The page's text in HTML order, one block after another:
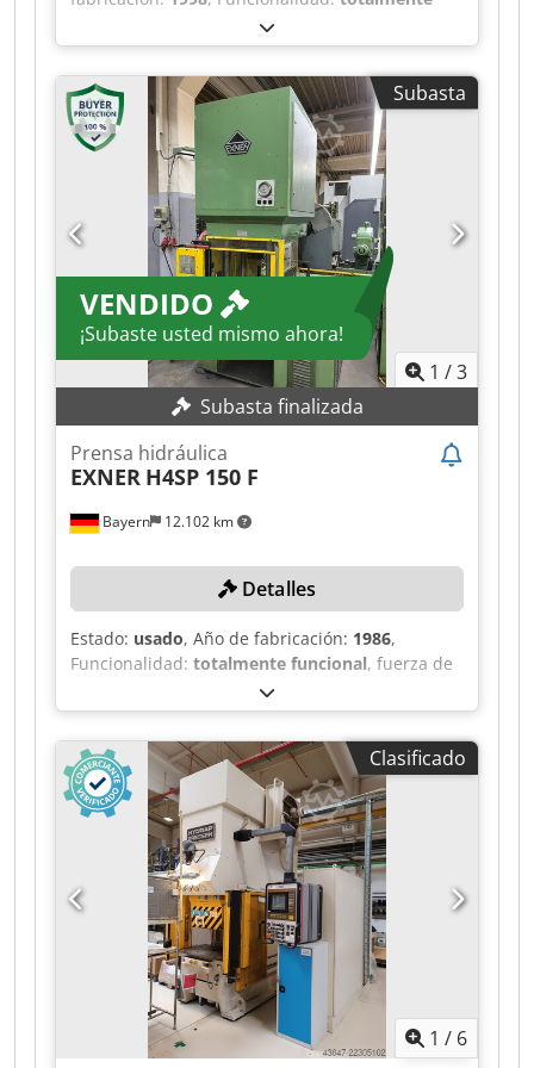
Sujeto a reservas Este lote se subastará sujeto a
reservas. Una vez finalizada la subasta, el
si la oferta más alta es aceptada o no. Le
informaremos a la brevedad.
, fuerza de prensado:
400 mm, distancia entre rodales:1.350 mm,
altura de instalación:600 mm,
ESPECIFICACIONES TÉCNICAS Fuerza de presión:
250 t Distancia entre columnas: 1.350 mm
Recorrido: 400 mm Altura de instalación: 600
mm Dimensiones de la mesa: 1.250 x 800 mm
Espacio lateral: 640 mm Altura de la mesa: 800
mm Chsdpfx Ahszk E A Ajaoa DETALLES DE LA
MÁQUINA Dimensiones y peso Espacio
requerido (aprox.): 3.600 x 2.800 x 5.700 mm
Peso de la máquina (aprox.): 36.000 kg
Subasta
VENDIDO
¡Subaste usted mismo ahora!
1 /3
Subasta finalizada
Bayern 12.102 km
Prensa hidráulica
EXNER H4SP 150 F
Detalles
Estado: usado, Año de fabricación: 1986,
Funcionalidad: totalmente funcional, fuerza de
, longitud total:
total:1.440 mm, altura total:2.800 mm, Sin
precio mínimo: ¡venta garantizada al precio más
alto! DETALLES TÉCNICOS Presión: 150 t Volumen
de aceite: 480 l Carrera de retorno: 30 mm
Chsdpfx Ahjzk A Ucsaea Distancia de seguridad:
180 mm DETALLES DE LA MÁQUINA Consumo
total de energía: 18,5 kW Dimensiones y peso
Dimensiones: 1440 x 1690 x 2800 mm Peso de la
máquina: aprox. 4200 kg
Clasificado
1 / 6